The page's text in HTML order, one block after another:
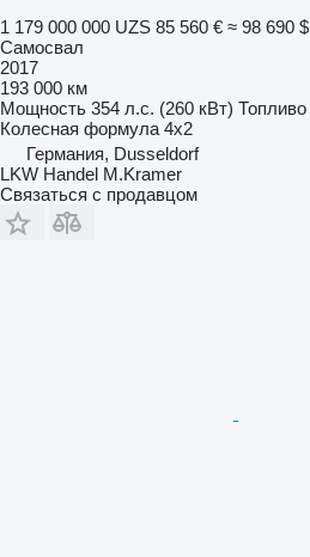
1 179 000 000 UZS 85 560 € ≈ 98 690 $
Самосвал
2017
193 000 км
Мощность 354 л.с. (260 кВт) Топливо
Колесная формула 4x2
Германия, Dusseldorf
LKW Handel M.Kramer
Связаться с продавцом